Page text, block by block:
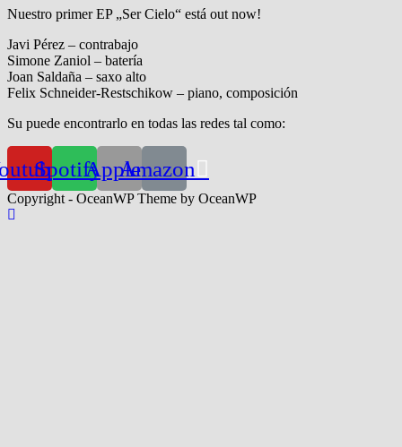
Nuestro primer EP „Ser Cielo“ está out now!
Javi Pérez – contrabajo
Simone Zaniol – batería
Joan Saldaña – saxo alto
Felix Schneider-Restschikow – piano, composición
Su puede encontrarlo en todas las redes tal como:
SpotifyAppleAmazon
Copyright - OceanWP Theme by OceanWP